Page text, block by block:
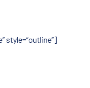
style=”outline”]